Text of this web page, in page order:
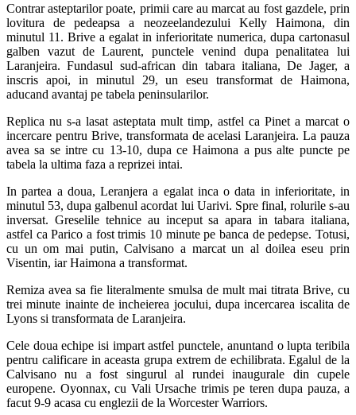
Contrar asteptarilor poate, primii care au marcat au fost gazdele, prin
lovitura de pedeapsa a neozeelandezului Kelly Haimona, din
minutul 11. Brive a egalat in inferioritate numerica, dupa cartonasul
galben vazut de Laurent, punctele venind dupa penalitatea lui
Laranjeira. Fundasul sud-african din tabara italiana, De Jager, a
inscris apoi, in minutul 29, un eseu transformat de Haimona,
aducand avantaj pe tabela peninsularilor.
Replica nu s-a lasat asteptata mult timp, astfel ca Pinet a marcat o
incercare pentru Brive, transformata de acelasi Laranjeira. La pauza
avea sa se intre cu 13-10, dupa ce Haimona a pus alte puncte pe
tabela la ultima faza a reprizei intai.
In partea a doua, Leranjera a egalat inca o data in inferioritate, in
minutul 53, dupa galbenul acordat lui Uarivi. Spre final, rolurile s-au
inversat. Greselile tehnice au inceput sa apara in tabara italiana,
astfel ca Parico a fost trimis 10 minute pe banca de pedepse. Totusi,
cu un om mai putin, Calvisano a marcat un al doilea eseu prin
Visentin, iar Haimona a transformat.
Remiza avea sa fie literalmente smulsa de mult mai titrata Brive, cu
trei minute inainte de incheierea jocului, dupa incercarea iscalita de
Lyons si transformata de Laranjeira.
Cele doua echipe isi impart astfel punctele, anuntand o lupta teribila
pentru calificare in aceasta grupa extrem de echilibrata. Egalul de la
Calvisano nu a fost singurul al rundei inaugurale din cupele
europene. Oyonnax, cu Vali Ursache trimis pe teren dupa pauza, a
facut 9-9 acasa cu englezii de la Worcester Warriors.